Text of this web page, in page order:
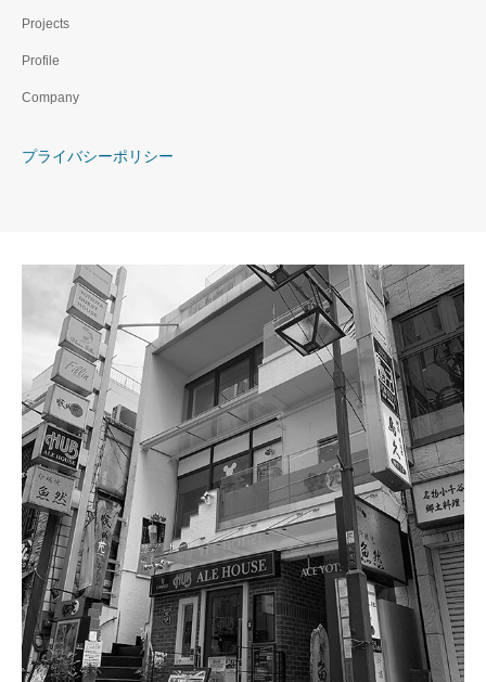
Projects
Profile
Company
プライバシーポリシー